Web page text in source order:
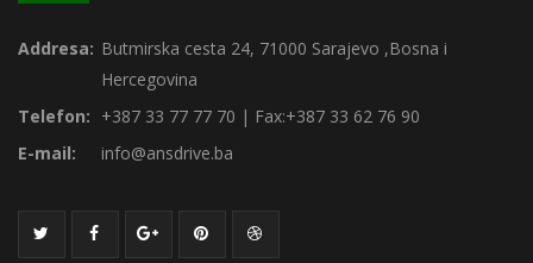
Addresa: Butmirska cesta 24, 71000 Sarajevo ,Bosna i
Hercegovina
Telefon: +387 33 77 77 70 | Fax:+387 33 62 76 90
E-mail:
info@ansdrive.ba